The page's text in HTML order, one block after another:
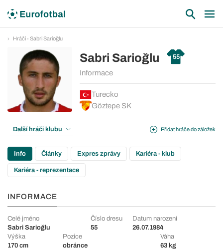
Hráči - Sabri Sarioğlu
Sabri Sarioğlu 55
Informace
Turecko
Göztepe SK
Přidat hráče do záložek
Další hráči klubu
Info Články Expres zprávy Kariéra - klub
Kariéra - reprezentace
INFORMACE
Celé jméno
Sabri Sarioğlu
Číslo dresu
55
Datum narození
26.07.1984
Výška
170 cm
Pozice
obránce
Váha
63 kg